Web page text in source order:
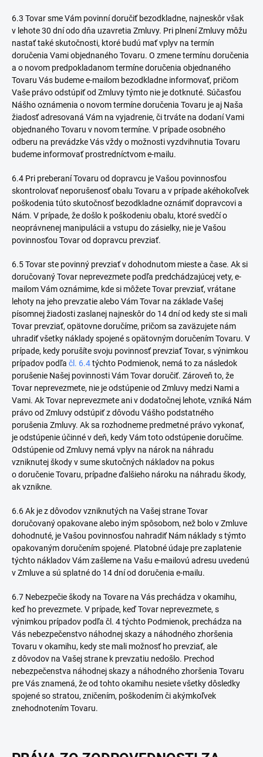
6.3 Tovar sme Vám povinní doručiť bezodkladne, najneskôr však
v lehote 30 dní odo dňa uzavretia Zmluvy. Pri plnení Zmluvy môžu
nastať také skutočnosti, ktoré budú mať vplyv na termín
doručenia Vami objednaného Tovaru. O zmene termínu doručenia
a o novom predpokladanom termíne doručenia objednaného
Tovaru Vás budeme e-mailom bezodkladne informovať, pričom
Vaše právo odstúpiť od Zmluvy týmto nie je dotknuté. Súčasťou
Nášho oznámenia o novom termíne doručenia Tovaru je aj Naša
žiadosť adresovaná Vám na vyjadrenie, či trváte na dodaní Vami
objednaného Tovaru v novom termíne. V prípade osobného
odberu na prevádzke Vás vždy o možnosti vyzdvihnutia Tovaru
budeme informovať prostredníctvom e-mailu.
6.4 Pri preberaní Tovaru od dopravcu je Vašou povinnosťou
skontrolovať neporušenosť obalu Tovaru a v prípade akéhokoľvek
poškodenia túto skutočnosť bezodkladne oznámiť dopravcovi a
Nám. V prípade, že došlo k poškodeniu obalu, ktoré svedčí o
neoprávnenej manipulácii a vstupu do zásielky, nie je Vašou
povinnosťou Tovar od dopravcu prevziať.
6.5 Tovar ste povinný prevziať v dohodnutom mieste a čase. Ak si
doručovaný Tovar neprevezmete podľa predchádzajúcej vety, e-
mailom Vám oznámime, kde si môžete Tovar prevziať, vrátane
lehoty na jeho prevzatie alebo Vám Tovar na základe Vašej
písomnej žiadosti zaslanej najneskôr do 14 dní od kedy ste si mali
Tovar prevziať, opätovne doručíme, pričom sa zaväzujete nám
uhradiť všetky náklady spojené s opätovným doručením Tovaru. V
prípade, kedy porušíte svoju povinnosť prevziať Tovar, s výnimkou
prípadov podľa čl. 6.4týchto Podmienok, nemá to za následok
porušenie Našej povinnosti Vám Tovar doručiť. Zároveň to, že
Tovar neprevezmete, nie je odstúpenie od Zmluvy medzi Nami a
Vami. Ak Tovar neprevezmete ani v dodatočnej lehote, vzniká Nám
právo od Zmluvy odstúpiť z dôvodu Vášho podstatného
porušenia Zmluvy. Ak sa rozhodneme predmetné právo vykonať,
je odstúpenie účinné v deň, kedy Vám toto odstúpenie doručíme.
Odstúpenie od Zmluvy nemá vplyv na nárok na náhradu
vzniknutej škody v sume skutočných nákladov na pokus
o doručenie Tovaru, prípadne ďalšieho nároku na náhradu škody,
ak vznikne.
6.6 Ak je z dôvodov vzniknutých na Vašej strane Tovar
doručovaný opakovane alebo iným spôsobom, než bolo v Zmluve
dohodnuté, je Vašou povinnosťou nahradiť Nám náklady s týmto
opakovaným doručením spojené. Platobné údaje pre zaplatenie
týchto nákladov Vám zašleme na Vašu e-mailovú adresu uvedenú
v Zmluve a sú splatné do 14 dní od doručenia e-mailu.
6.7 Nebezpečie škody na Tovare na Vás prechádza v okamihu,
keď ho prevezmete. V prípade, keď Tovar neprevezmete, s
výnimkou prípadov podľa čl. 4týchto Podmienok, prechádza na
Vás nebezpečenstvo náhodnej skazy a náhodného zhoršenia
Tovaru v okamihu, kedy ste mali možnosť ho prevziať, ale
z dôvodov na Vašej strane k prevzatiu nedošlo. Prechod
nebezpečenstva náhodnej skazy a náhodného zhoršenia Tovaru
pre Vás znamená, že od tohto okamihu nesiete všetky dôsledky
spojené so stratou, zničením, poškodením či akýmkoľvek
znehodnotením Tovaru.